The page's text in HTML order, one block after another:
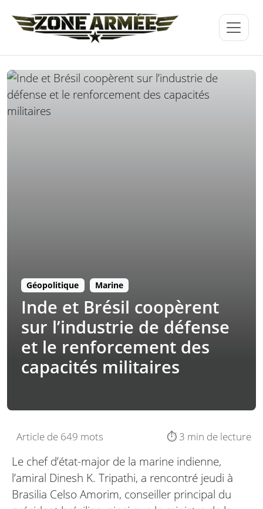
Géopolitique Marine
Inde et Brésil coopèrent
sur l’industrie de défense
et le renforcement des
capacités militaires
Article de 649 mots ⏱️ 3 min de lecture
Le chef d’état-major de la marine indienne,
l’amiral Dinesh K. Tripathi, a rencontré jeudi à
Brasilia Celso Amorim, conseiller principal du